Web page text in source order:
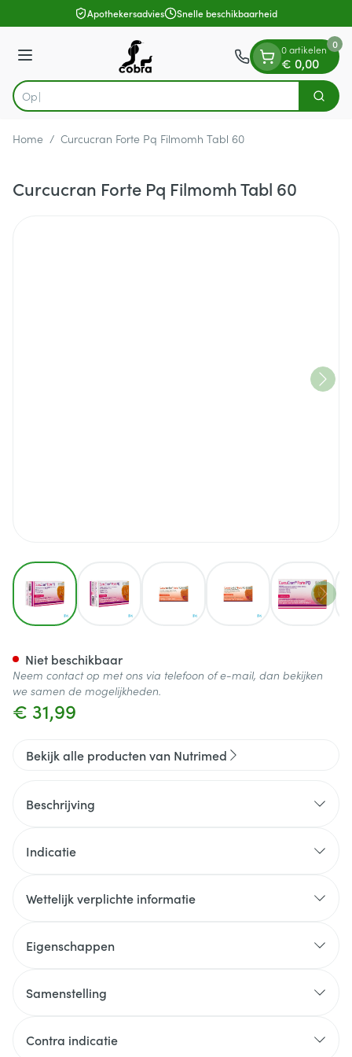
Ga naar de inhoudApothekersadvies Snelle beschikbaarheid
Menu
Product, merk, categorie...
Op zoe Zoek
0 artikelen
€ 0,00
0
Home / Curcucran Forte Pq Filmomh Tabl 60
Curcucran Forte Pq Filmomh Tabl 60
View larger image
€ 31,99
Niet beschikbaar
Neem contact op met ons via telefoon of e-mail, dan bekijken
we samen de mogelijkheden.
Bekijk alle producten van Nutrimed
Beschrijving
Indicatie
Wettelijk verplichte informatie
Eigenschappen
Samenstelling
Contra indicatie